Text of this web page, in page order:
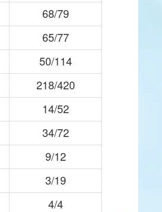
68/79
65/77
50/114
218/420
14/52
34/72
9/12
3/19
4/4